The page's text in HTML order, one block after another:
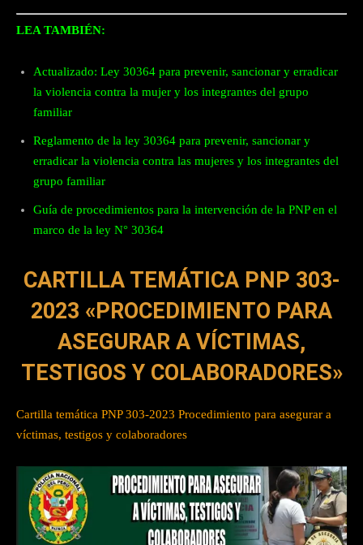
LEA TAMBIÉN:
Actualizado: Ley 30364 para prevenir, sancionar y erradicar
la violencia contra la mujer y los integrantes del grupo
familiar
Reglamento de la ley 30364 para prevenir, sancionar y
erradicar la violencia contra las mujeres y los integrantes del
grupo familiar
Guía de procedimientos para la intervención de la PNP en el
marco de la ley N° 30364
CARTILLA TEMÁTICA PNP 303-
2023 «PROCEDIMIENTO PARA
ASEGURAR A VÍCTIMAS,
TESTIGOS Y COLABORADORES»
Cartilla temática PNP 303-2023 Procedimiento para asegurar a
víctimas, testigos y colaboradores